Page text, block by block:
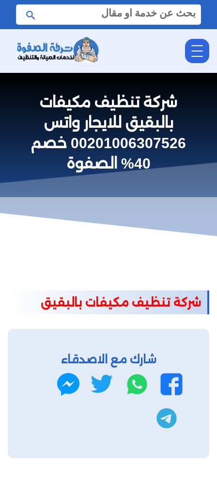
البحث
عن:
شركة تنظيف مكيفات
بالبقيق للايجار واتس
00201006307526 خصم
40% الصفوة
شركة تنظيف مكيفات بالبقيق
شارك مع الاصدقاء
فيسبوك واتساب تويتر